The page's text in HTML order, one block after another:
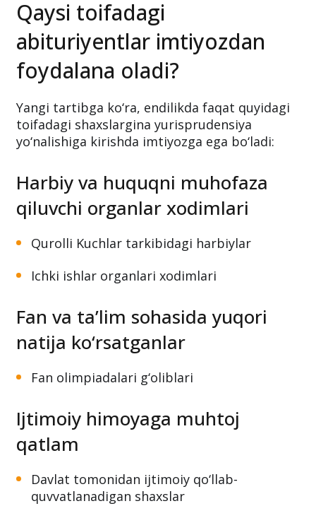
Qaysi toifadagi
abituriyentlar imtiyozdan
foydalana oladi?
Yangi tartibga ko‘ra, endilikda faqat quyidagi
toifadagi shaxslargina yurisprudensiya
yo‘nalishiga kirishda imtiyozga ega bo‘ladi:
Harbiy va huquqni muhofaza
qiluvchi organlar xodimlari
Qurolli Kuchlar tarkibidagi harbiylar
Ichki ishlar organlari xodimlari
Fan va ta’lim sohasida yuqori
natija ko‘rsatganlar
Fan olimpiadalari g‘oliblari
Ijtimoiy himoyaga muhtoj
qatlam
Davlat tomonidan ijtimoiy qo‘llab-
quvvatlanadigan shaxslar